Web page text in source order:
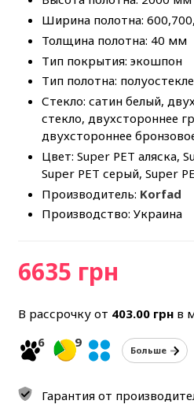
Ширина полотна:
Толщина полотна: 40 мм
Тип покрытия: экошпон
Тип полотна:
Стекло: сатин белый,
стекло, двухстороннее
двухстороннее
Цвет: Super PET аляска,
Super PET серый, Super
Производитель: Korfad
Производство: Украина
6635 грн
В рассрочку от 403.00грнв
6
9
Больше
Гарантия от